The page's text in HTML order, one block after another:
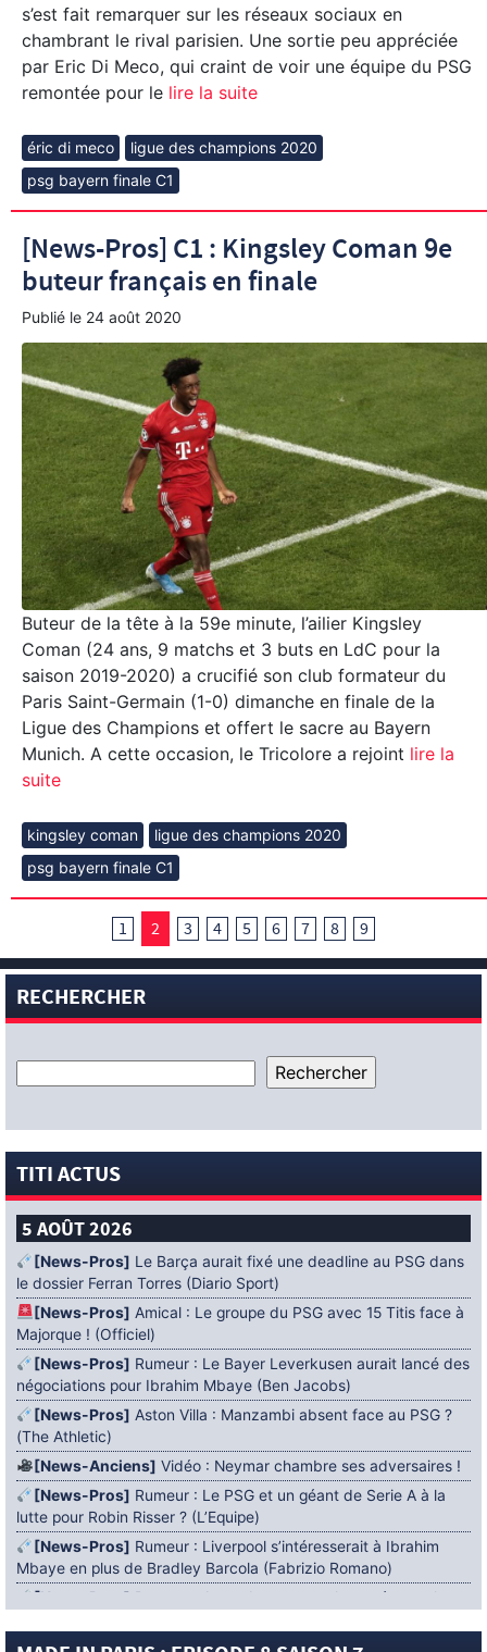
s’est fait remarquer sur les réseaux sociaux en
chambrant le rival parisien. Une sortie peu appréciée
par Eric Di Meco, qui craint de voir une équipe du PSG
remontée pour le lire la suite
éric di meco
ligue des champions 2020
psg bayern finale C1
[News-Pros] C1 : Kingsley Coman 9e
buteur français en finale
Publié le 24 août 2020
Buteur de la tête à la 59e minute, l’ailier Kingsley
Coman (24 ans, 9 matchs et 3 buts en LdC pour la
saison 2019-2020) a crucifié son club formateur du
Paris Saint-Germain (1-0) dimanche en finale de la
Ligue des Champions et offert le sacre au Bayern
Munich. A cette occasion, le Tricolore a rejoint lire la
suite
kingsley coman
ligue des champions 2020
psg bayern finale C1
1 2 3 4 5 6 7 8 9
RECHERCHER
TITI ACTUS
5 AOÛT 2026
[News-Pros] Le Barça aurait fixé une deadline au PSG dans
le dossier Ferran Torres (Diario Sport)
[News-Pros] Amical : Le groupe du PSG avec 15 Titis face à
Majorque ! (Officiel)
[News-Pros] Rumeur : Le Bayer Leverkusen aurait lancé des
négociations pour Ibrahim Mbaye (Ben Jacobs)
[News-Pros] Aston Villa : Manzambi absent face au PSG ?
(The Athletic)
[News-Anciens] Vidéo : Neymar chambre ses adversaires !
[News-Pros] Rumeur : Le PSG et un géant de Serie A à la
lutte pour Robin Risser ? (L’Equipe)
[News-Pros] Rumeur : Liverpool s’intéresserait à Ibrahim
Mbaye en plus de Bradley Barcola (Fabrizio Romano)
[News-Pros]
Rumeur : Accord contractuel trouvé entre le